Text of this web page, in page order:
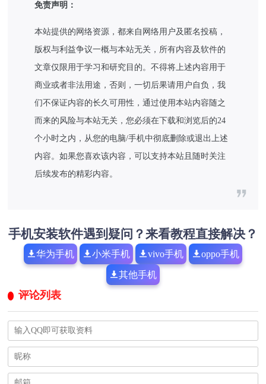
免责声明：
本站提供的网络资源，都来自网络用户及匿名投稿，
版权与利益争议一概与本站无关，所有内容及软件的
文章仅限用于学习和研究目的。不得将上述内容用于
商业或者非法用途，否则，一切后果请用户自负，我
们不保证内容的长久可用性，通过使用本站内容随之
而来的风险与本站无关，您必须在下载和浏览后的24
个小时之内，从您的电脑/手机中彻底删除或退出上述
内容。如果您喜欢该内容，可以支持本站且随时关注
后续发布的精彩内容。
手机安装软件遇到疑问？来看教程直接解决？
华为手机 小米手机 vivo手机 oppo手机
其他手机
评论列表